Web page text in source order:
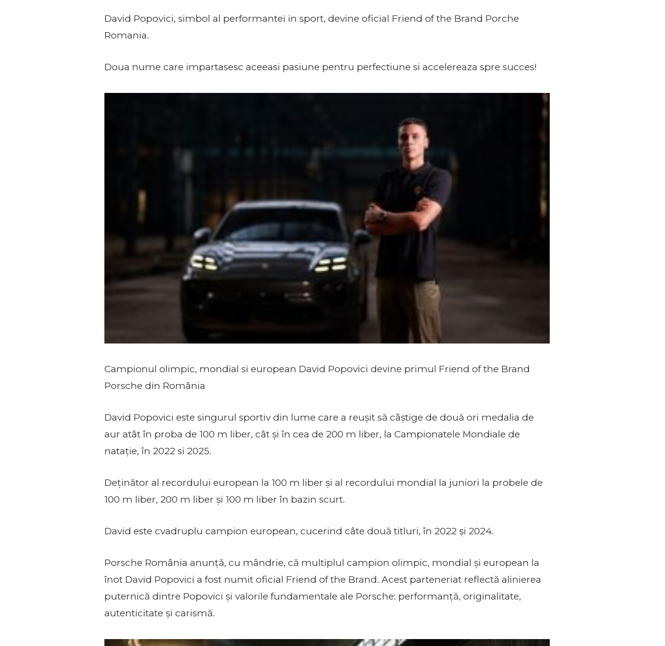
David Popovici, simbol al performantei in sport, devine oficial Friend of the Brand Porche
Romania.
Doua nume care impartasesc aceeasi pasiune pentru perfectiune si accelereaza spre succes!
Campionul olimpic, mondial si european David Popovici devine primul Friend of the Brand
Porsche din România
David Popovici este singurul sportiv din lume care a reușit să câștige de două ori medalia de
aur atât în proba de 100 m liber, cât și în cea de 200 m liber, la Campionatele Mondiale de
natație, în 2022 si 2025.
Deținător al recordului european la 100 m liber și al recordului mondial la juniori la probele de
100 m liber, 200 m liber și 100 m liber în bazin scurt.
David este cvadruplu campion european, cucerind câte două titluri, în 2022 și 2024.
Porsche România anunță, cu mândrie, că multiplul campion olimpic, mondial și european la
înot David Popovici a fost numit oficial Friend of the Brand. Acest parteneriat reflectă alinierea
puternică dintre Popovici și valorile fundamentale ale Porsche: performanță, originalitate,
autenticitate și carismă.